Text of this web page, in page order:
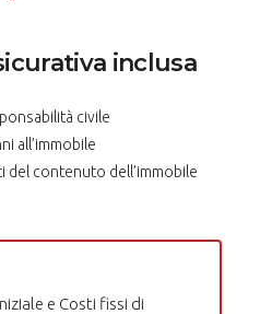
inclusa
civile
all’immobile
del contenuto dell’immobile
e Costi fissi di